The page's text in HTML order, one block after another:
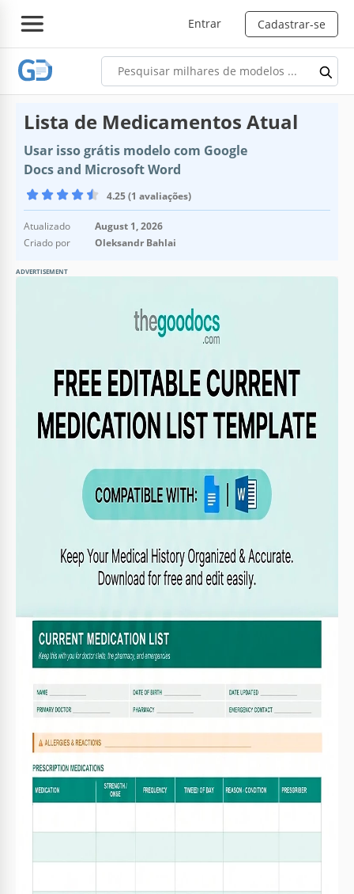
Entrar Cadastrar-se
Lista de Medicamentos Atual
Usar isso grátis modelo com Google
Docs and Microsoft Word
4.25 (1 avaliações)
Atualizado
August 1, 2026
Criado por
Oleksandr Bahlai
ADVERTISEMENT